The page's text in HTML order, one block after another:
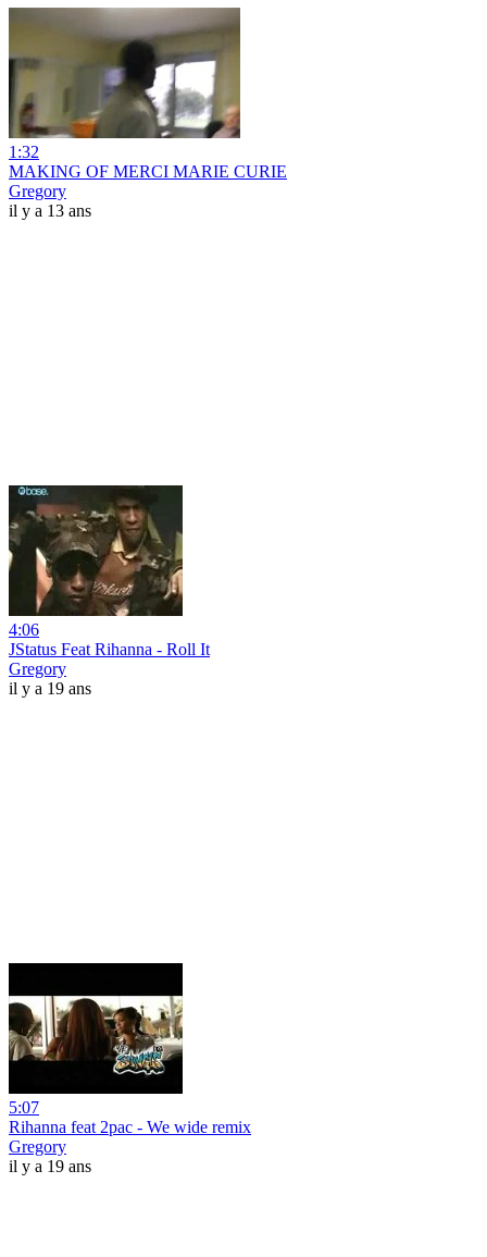
1:32
MAKING OF MERCI MARIE CURIE
Gregory
il y a 13 ans
4:06
JStatus Feat Rihanna - Roll It
Gregory
il y a 19 ans
5:07
Rihanna feat 2pac - We wide remix
Gregory
il y a 19 ans